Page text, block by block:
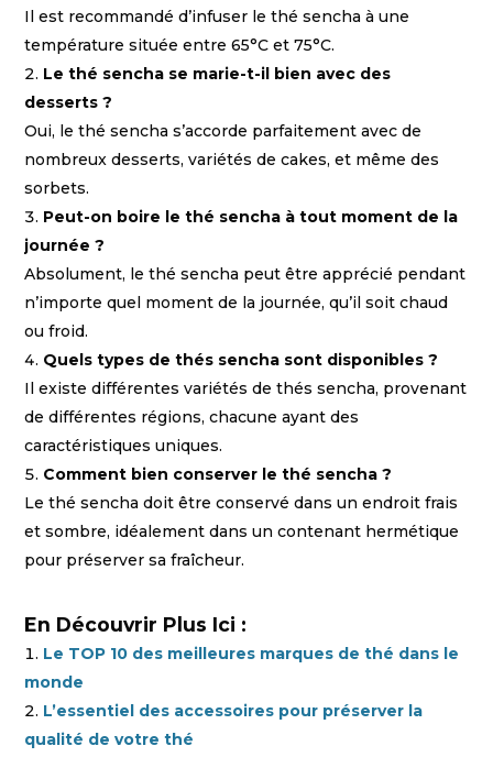
Il est recommandé d’infuser le thé sencha à une
température située entre 65°C et 75°C.
Le thé sencha se marie-t-il bien avec des
desserts ?
Oui, le thé sencha s’accorde parfaitement avec de
nombreux desserts, variétés de cakes, et même des
sorbets.
Peut-on boire le thé sencha à tout moment de la
journée ?
Absolument, le thé sencha peut être apprécié pendant
n’importe quel moment de la journée, qu’il soit chaud
ou froid.
Quels types de thés sencha sont disponibles ?
Il existe différentes variétés de thés sencha, provenant
de différentes régions, chacune ayant des
caractéristiques uniques.
Comment bien conserver le thé sencha ?
Le thé sencha doit être conservé dans un endroit frais
et sombre, idéalement dans un contenant hermétique
pour préserver sa fraîcheur.
En Découvrir Plus Ici :
Le TOP 10 des meilleures marques de thé dans le
monde
L’essentiel des accessoires pour préserver la
qualité de votre thé